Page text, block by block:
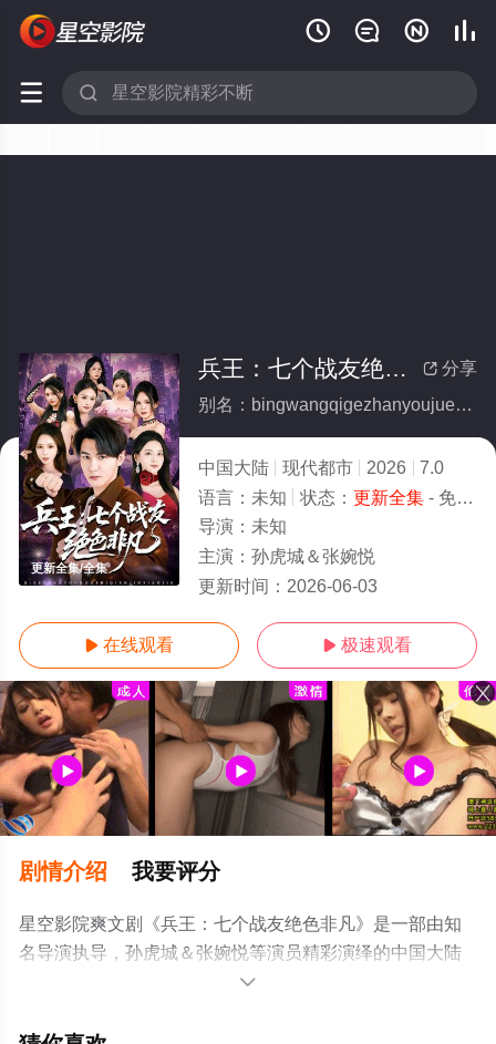
   
 
更新全集/全集
 分享
兵王：七个战友绝色非凡(全集)
别名：bingwangqigezhanyoujuesefeifan
中国大陆 现代都市 2026
7.0
语言： 未知 状态： 更新全集- 免费在线观看
导演： 未知
主演： 孙虎城＆张婉悦
更新时间： 2026-06-03
 在线观看  极速观看
剧情介绍 我要评分
星空影院爽文剧《兵王：七个战友绝色非凡》是一部由知
名导演执导，孙虎城＆张婉悦等演员精彩演绎的中国大陆
电视剧，大结局剧情已揭晓（更新全集），手机免费观看
信息可移步至豆瓣电视剧、电视猫或剧情网等平台了解。
